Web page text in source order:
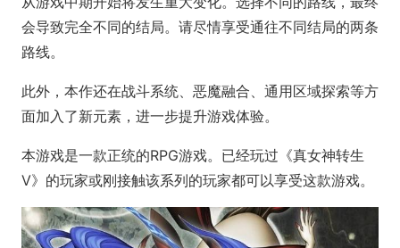
会导致完全不同的结局。请尽情享受通往不同结局的两条
路线。
此外，本作还在战斗系统、恶魔融合、通用区域探索等方
面加入了新元素，进一步提升游戏体验。
本游戏是一款正统的RPG游戏。已经玩过《真女神转生
V》的玩家或刚接触该系列的玩家都可以享受这款游戏。